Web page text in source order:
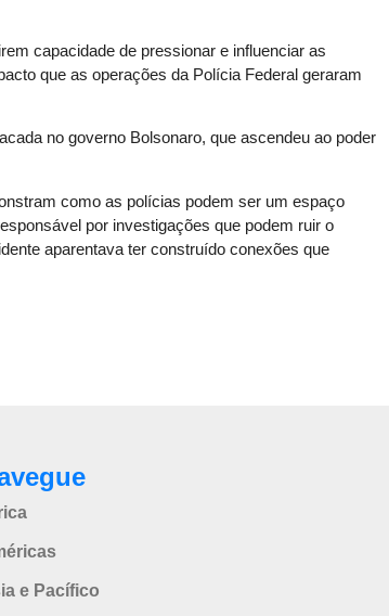
capacidade de pressionar e influenciar as
que as operações da Polícia Federal geraram
no governo Bolsonaro, que ascendeu ao poder
como as polícias podem ser um espaço
por investigações que podem ruir o
aparentava ter construído conexões que
e Pacífico